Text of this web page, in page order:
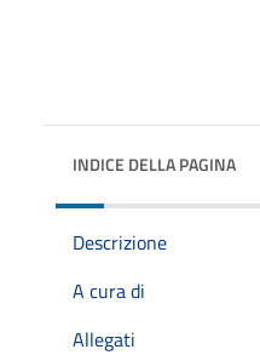
INDICE DELLA PAGINA
Descrizione
A cura di
Allegati